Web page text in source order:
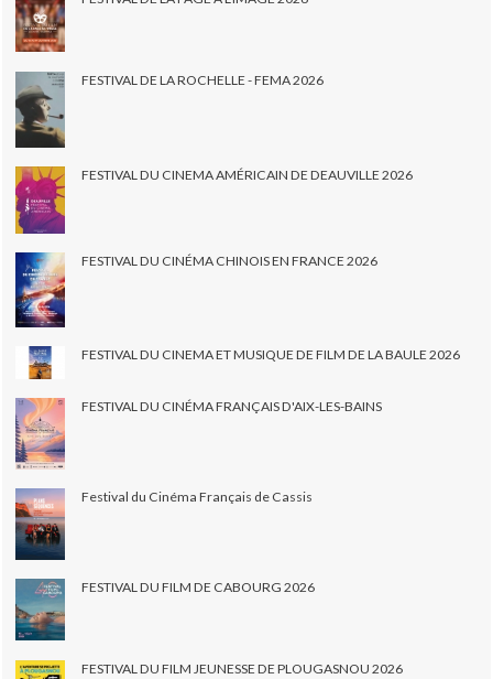
FESTIVAL DE LA ROCHELLE - FEMA 2026
FESTIVAL DU CINEMA AMÉRICAIN DE DEAUVILLE 2026
FESTIVAL DU CINÉMA CHINOIS EN FRANCE 2026
FESTIVAL DU CINEMA ET MUSIQUE DE FILM DE LA BAULE 2026
FESTIVAL DU CINÉMA FRANÇAIS D'AIX-LES-BAINS
Festival du Cinéma Français de Cassis
FESTIVAL DU FILM DE CABOURG 2026
FESTIVAL DU FILM JEUNESSE DE PLOUGASNOU 2026